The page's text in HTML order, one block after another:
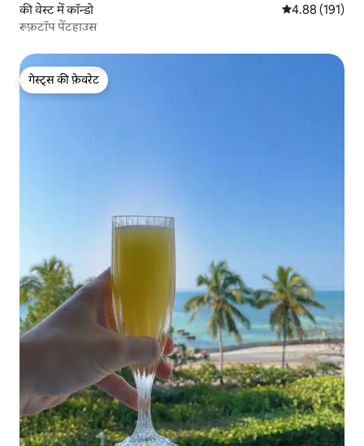
की वेस्ट में कॉन्डो औसत रेटिंग 5 में से
4.88 (191)
रूफ़टॉप पेंटहाउस
गेस्ट्स की फ़ेवरेट
गेस्ट्स की फ़ेवरेट